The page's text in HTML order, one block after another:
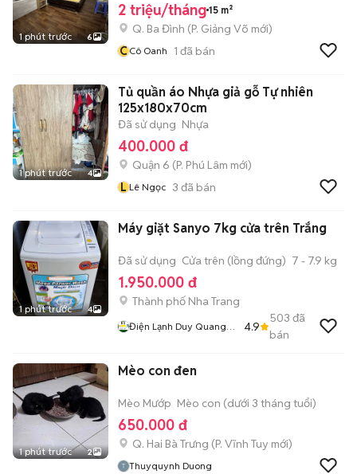
1 phút trước 6
2 triệu/tháng 15 m²
Q. Ba Đình (P. Giảng Võ mới)
CCô Oanh 1 đã bán
1 phút trước 4
Tủ quần áo Nhựa giả gỗ Tự nhiên
125x180x70cm
Đã sử dụng Nhựa
400.000 đ
Quận 6 (P. Phú Lâm mới)
L Lê Ngọc 3 đã bán
1 phút trước 4
Máy giặt Sanyo 7kg cửa trên Trắng
Đã sử dụng Cửa trên (lồng đứng) 7 - 7.9 kg
1.950.000 đ
Thành phố Nha Trang
Điện Lạnh Duy Quang
4.9
503 đã
bán
1 phút trước 2
Mèo con đen
Mèo Mướp Mèo con (dưới 3 tháng tuổi)
650.000 đ
Q. Hai Bà Trưng (P. Vĩnh Tuy mới)
Thuyquynh Duong